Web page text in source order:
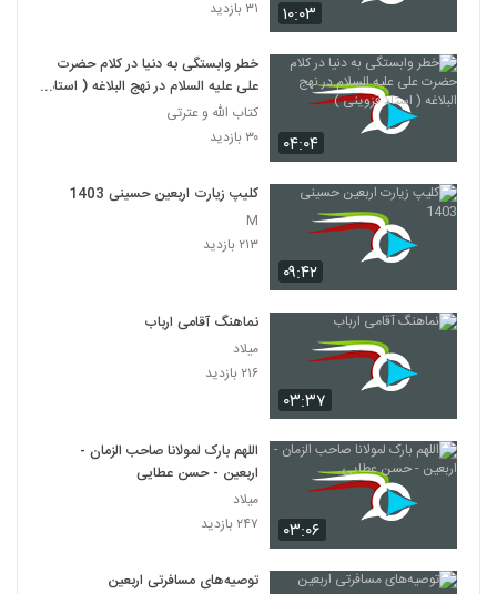
۱۰:۰۳
۳۱ بازدید
۰۴:۰۴
خطر وابستگی به دنیا در کلام حضرت
علی علیه السلام در نهج البلاغه ( استاد
قزوینی )
کتاب الله و عترتی
۳۰ بازدید
۰۹:۴۲
کلیپ زیارت اربعین حسینی 1403
M
۲۱۳ بازدید
۰۳:۳۷
نماهنگ آقامی ارباب
میلاد
۲۱۶ بازدید
۰۳:۰۶
اللهم بارک لمولانا صاحب الزمان -
اربعین - حسن عطایی
میلاد
۲۴۷ بازدید
توصیه‌های مسافرتی اربعین